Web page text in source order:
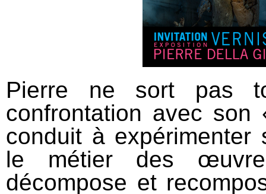
Pierre ne sort pas
confrontation avec
conduit à expérimenter
le métier des
décompose et